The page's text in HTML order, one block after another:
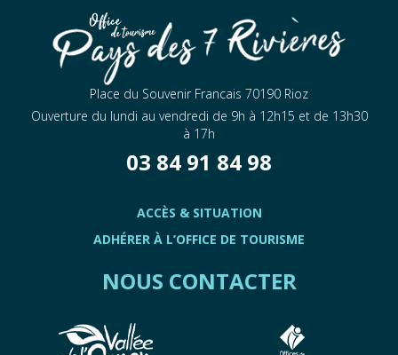
Place du Souvenir Francais 70190 Rioz
Ouverture du lundi au vendredi de 9h à 12h15 et de 13h30
à 17h
03 84 91 84 98
ACCÈS & SITUATION
ADHÉRER À L’OFFICE DE TOURISME
NOUS CONTACTER